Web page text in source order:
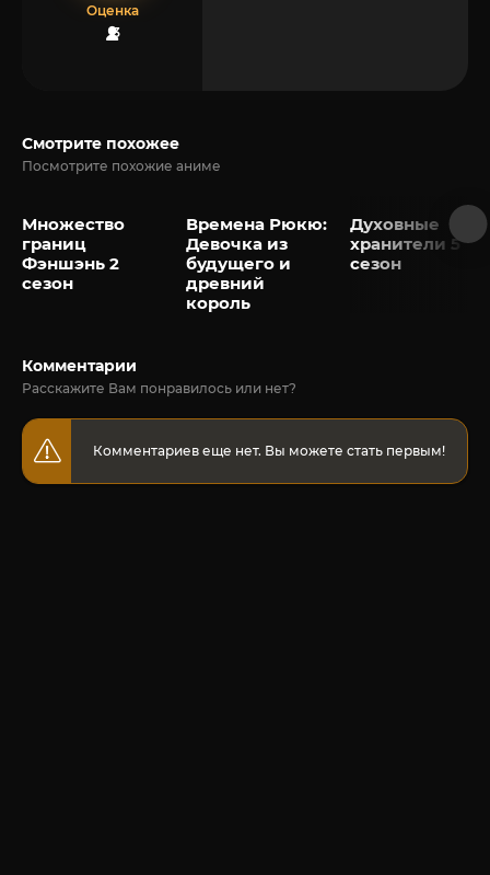
Оценка
3
Смотрите похожее
Посмотрите похожие аниме
Множество
границ
Фэншэнь 2
сезон
Времена Рюкю:
Девочка из
будущего и
древний
король
Духовные
хранители 5
сезон
Комментарии
Расскажите Вам понравилось или нет?
Комментариев еще нет. Вы можете стать первым!